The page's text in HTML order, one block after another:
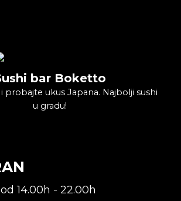
bar Boketto
probajte ukus Japana. Najbolji sushi
u gradu!
14.00h - 22.00h